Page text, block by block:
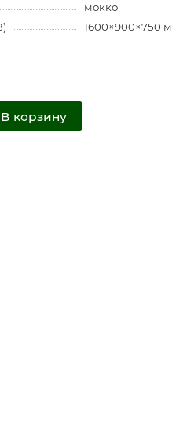
мокко
1600×900×750
В корзину